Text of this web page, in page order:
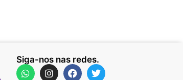
Siga-nos nas redes.